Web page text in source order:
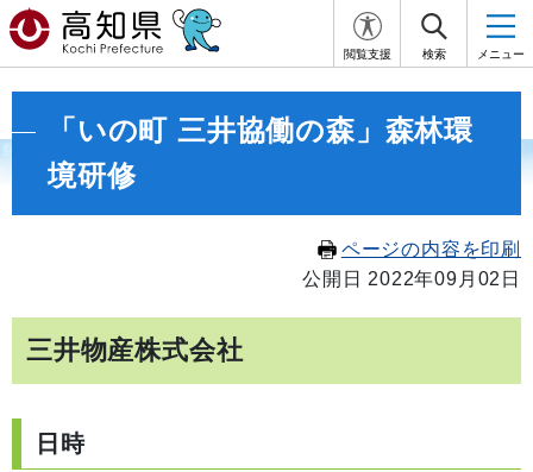
閲覧支援 検索 メニュー
「いの町 三井協働の森」森林環
境研修
ページの内容を印刷
公開日 2022年09月02日
三井物産株式会社
日時